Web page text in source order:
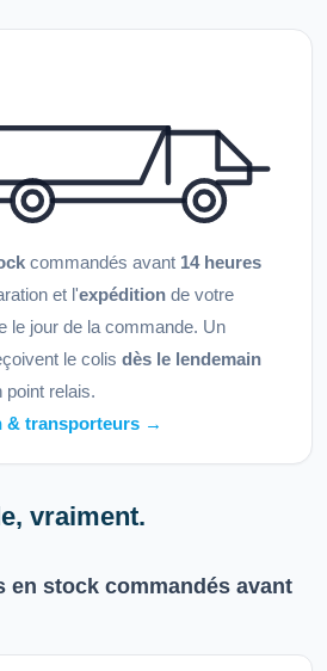
commandés avant 14 heures
et l'expédition de votre
le jour de la commande. Un
le colis dès le lendemain
point relais.
& transporteurs →
vraiment.
en stock commandés avant